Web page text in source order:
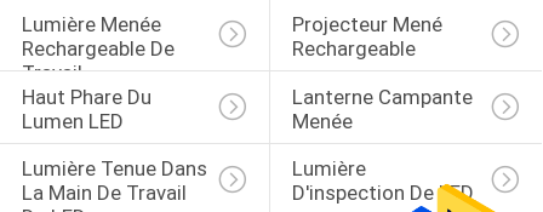
Lumière Menée
Rechargeable De
Travail
Projecteur Mené
Rechargeable
Haut Phare Du
Lumen LED
Lanterne Campante
Menée
Lumière Tenue Dans
La Main De Travail
Lumière
D'inspection De LED